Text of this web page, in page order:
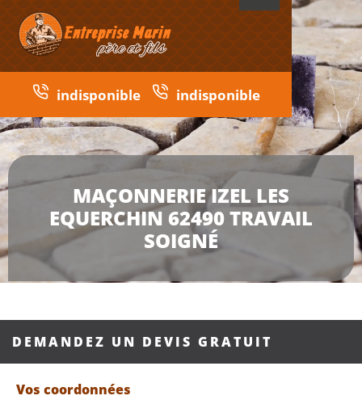
indisponible indisponible
MAÇONNERIE IZEL LES
EQUERCHIN 62490 TRAVAIL
SOIGNÉ
DEMANDEZ UN DEVIS GRATUIT
Vos coordonnées